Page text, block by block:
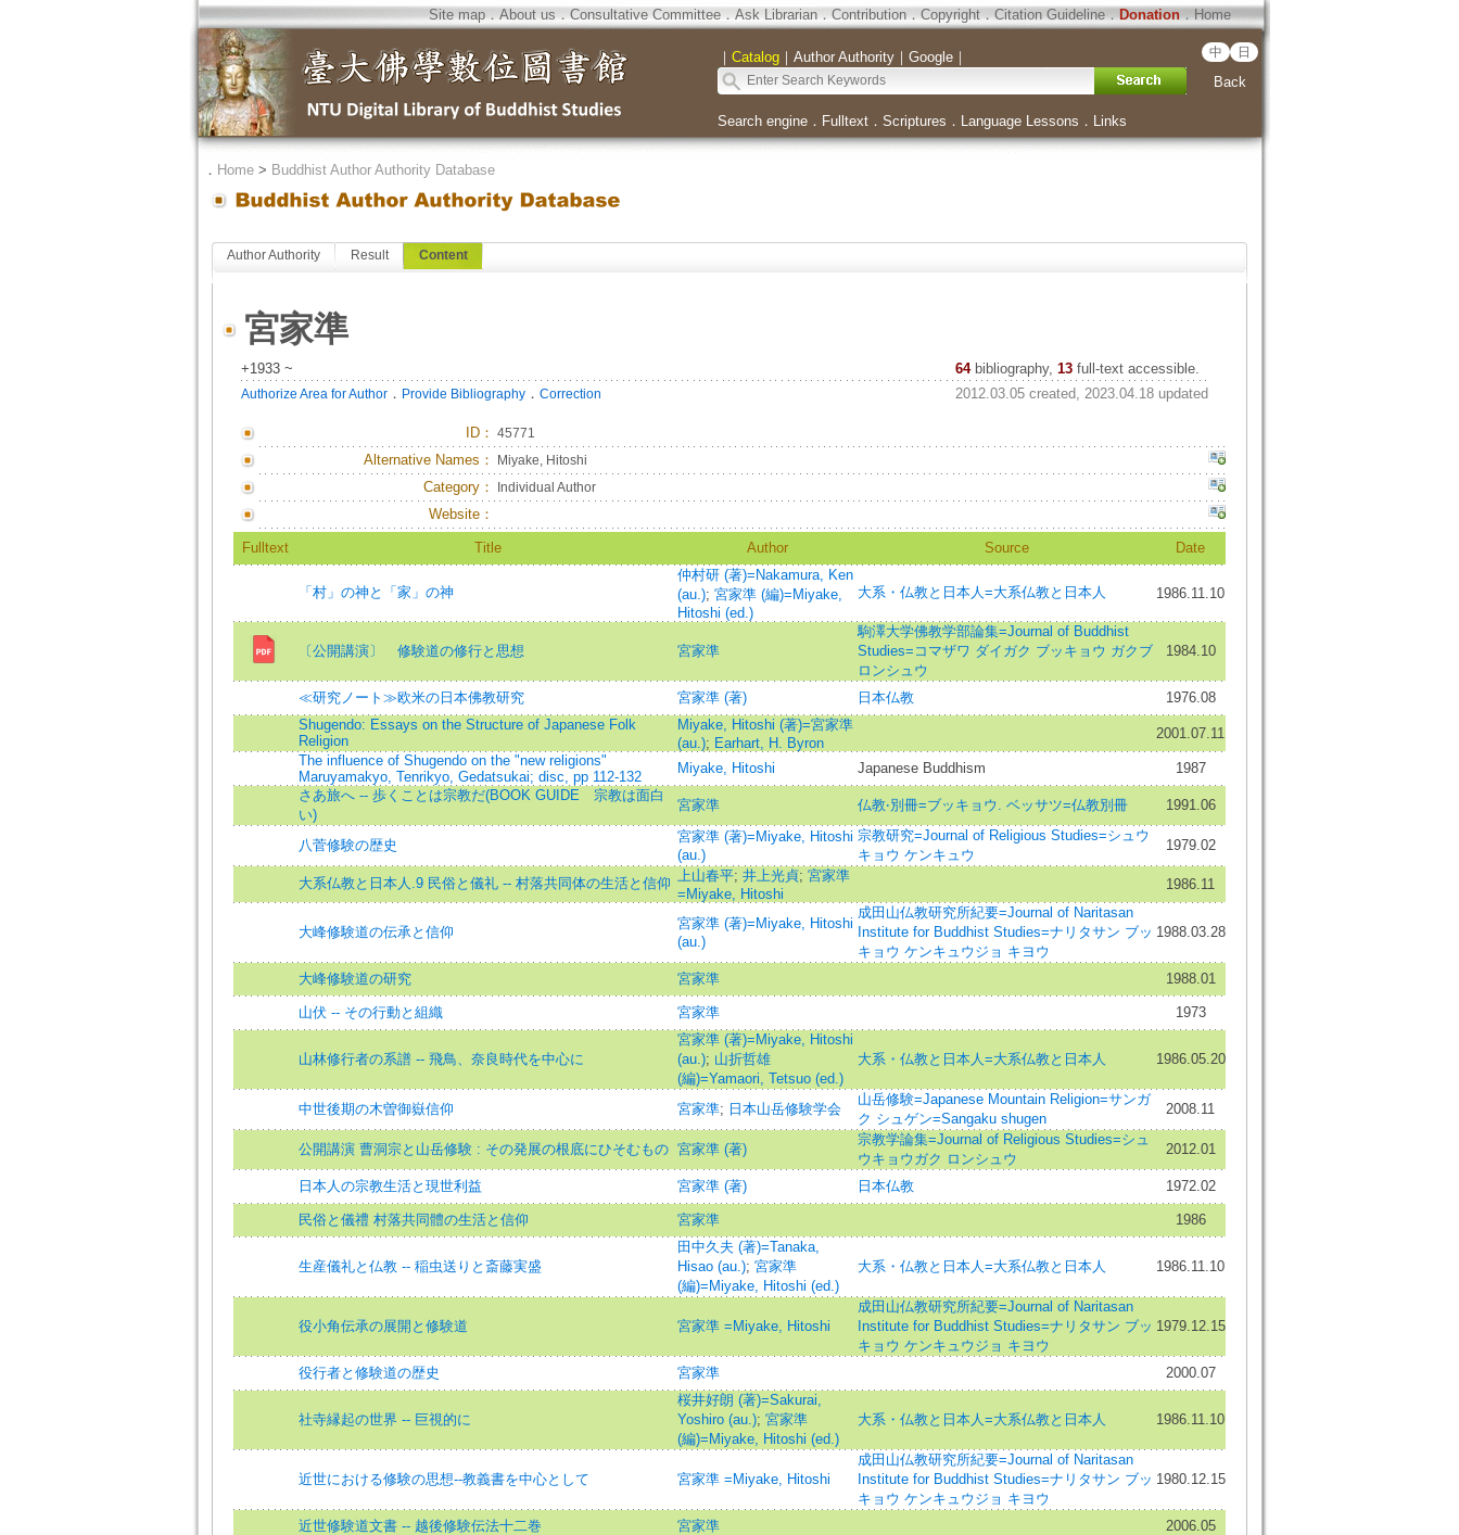
Site map．About us．Consultative Committee．Ask Librarian．Contribution．Copyright．Citation Guideline．Donation．Home
｜ Catalog｜ Author Authority｜ Google｜ 中 日
Back
Search engine． Fulltext． Scriptures ． Language Lessons ． Links
． Home> Buddhist Author Authority Database
Author Authority Result Content
宮家準
+1933 ~ 64 bibliography, 13full-text accessible.
Authorize Area for Author． Provide Bibliography． Correction 2012.03.05 created, 2023.04.18 updated
ID： 45771
Alternative Names： Miyake, Hitoshi
Category： Individual Author
Website：
Fulltext Title Author Source Date
「村」の神と「家」の神
仲村研 (著)=Nakamura, Ken
(au.); 宮家準 (編)=Miyake,
Hitoshi (ed.)
大系・仏教と日本人=大系仏教と日本人 1986.11.10
〔公開講演〕 修験道の修行と思想 宮家準
駒澤大学佛教学部論集=Journal of Buddhist
Studies=コマザワ ダイガク ブッキョウ ガクブ
ロンシュウ
1984.10
≪研究ノート≫欧米の日本佛教研究 宮家準 (著) 日本仏教
1976.08
Shugendo: Essays on the Structure of Japanese Folk
Religion
Miyake, Hitoshi (著)=宮家準
(au.); Earhart, H. Byron
2001.07.11
The influence of Shugendo on the "new religions"
Maruyamakyo, Tenrikyo, Gedatsukai; disc, pp 112-132
Miyake, Hitoshi Japanese Buddhism
1987
さあ旅へ -- 歩くことは宗教だ(BOOK GUIDE 宗教は面白
い)
宮家準 仏教‧別冊=ブッキョウ. ベッサツ=仏教別冊 1991.06
八菅修験の歴史
宮家準 (著)=Miyake, Hitoshi
(au.)
宗教研究=Journal of Religious Studies=シュウ
キョウ ケンキュウ
1979.02
大系仏教と日本人.9 民俗と儀礼 -- 村落共同体の生活と信仰 上山春平; 井上光貞; 宮家準
=Miyake, Hitoshi
1986.11
大峰修験道の伝承と信仰
宮家準 (著)=Miyake, Hitoshi
(au.)
成田山仏教研究所紀要=Journal of Naritasan
Institute for Buddhist Studies=ナリタサン ブッ
キョウ ケンキュウジョ キヨウ
1988.03.28
大峰修験道の研究 宮家準 1988.01
山伏 -- その行動と組織 宮家準 1973
山林修行者の系譜 -- 飛鳥、奈良時代を中心に
宮家準 (著)=Miyake, Hitoshi
(au.); 山折哲雄
(編)=Yamaori, Tetsuo (ed.)
大系・仏教と日本人=大系仏教と日本人 1986.05.20
中世後期の木曽御嶽信仰 宮家準; 日本山岳修験学会
山岳修験=Japanese Mountain Religion=サンガ
ク シュゲン=Sangaku shugen
2008.11
公開講演 曹洞宗と山岳修験 : その発展の根底にひそむもの 宮家準 (著)
宗教学論集=Journal of Religious Studies=シュ
ウキョウガク ロンシュウ
2012.01
日本人の宗教生活と現世利益 宮家準 (著) 日本仏教 1972.02
民俗と儀禮 村落共同體の生活と信仰 宮家準 1986
生産儀礼と仏教 -- 稲虫送りと斎藤実盛
田中久夫 (著)=Tanaka,
Hisao (au.); 宮家準
(編)=Miyake, Hitoshi (ed.)
大系・仏教と日本人=大系仏教と日本人 1986.11.10
役小角伝承の展開と修験道 宮家準 =Miyake, Hitoshi
成田山仏教研究所紀要=Journal of Naritasan
Institute for Buddhist Studies=ナリタサン ブッ
キョウ ケンキュウジョ キヨウ
1979.12.15
役行者と修験道の歴史 宮家準 2000.07
社寺縁起の世界 -- 巨視的に
桜井好朗 (著)=Sakurai,
Yoshiro (au.); 宮家準
(編)=Miyake, Hitoshi (ed.)
大系・仏教と日本人=大系仏教と日本人 1986.11.10
近世における修験の思想--教義書を中心として 宮家準 =Miyake, Hitoshi
成田山仏教研究所紀要=Journal of Naritasan
Institute for Buddhist Studies=ナリタサン ブッ
キョウ ケンキュウジョ キヨウ
1980.12.15
近世修験道文書 -- 越後修験伝法十二巻 宮家準 2006.05